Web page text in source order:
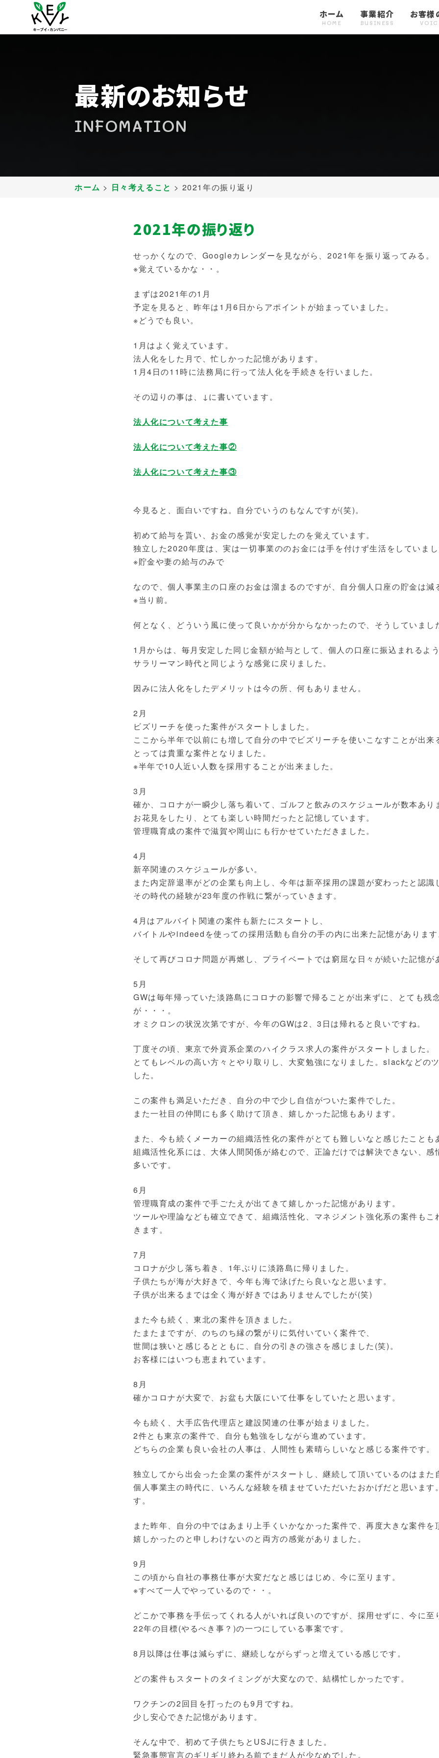
ホーム
HOME
事業紹介
BUSINESS
お客様
最新のお知らせ
INFOMATION
ホーム > 日々考えること > 2021年の振り返り
2021年の振り返り
せっかくなので、Googleカレンダーを見ながら、2021年を振り返ってみる。
※覚えているかな・・。
まずは2021年の1月
予定を見ると、昨年は1月6日からアポイントが始まっていました。
※どうでも良い。
1月はよく覚えています。
法人化をした月で、忙しかった記憶があります。
1月4日の11時に法務局に行って法人化を手続きを行いました。
その辺りの事は、↓に書いています。
法人化について考えた事
法人化について考えた事②
法人化について考えた事③
今見ると、面白いですね。自分でいうのもなんですが(笑)。
初めて給与を貰い、お金の感覚が安定したのを覚えています。
独立した2020年度は、実は一切事業ののお金には手を付けず生活をしていまし
※貯金や妻の給与のみで
なので、個人事業主の口座のお金は溜まるのですが、自分個人口座の貯金は減
※当り前。
何となく、どういう風に使って良いかが分からなかったので、そうしていまし
1月からは、毎月安定した同じ金額が給与として、個人の口座に振込まれるよう
サラリーマン時代と同じような感覚に戻りました。
因みに法人化をしたデメリットは今の所、何もありません。
2月
ビズリーチを使った案件がスタートしました。
ここから半年で以前にも増して自分の中でビズリーチを使いこなすことが出来
とっては貴重な案件となりました。
※半年で10人近い人数を採用することが出来ました。
3月
確か、コロナが一瞬少し落ち着いて、ゴルフと飲みのスケジュールが数本あり
お花見をしたり、とても楽しい時間だったと記憶しています。
管理職育成の案件で滋賀や岡山にも行かせていただきました。
4月
新卒関連のスケジュールが多い。
また内定辞退率がどの企業も向上し、今年は新卒採用の課題が変わったと認識
その時代の経験が23年度の作戦に繋がっていきます。
4月はアルバイト関連の案件も新たにスタートし、
バイトルやindeedを使っての採用活動も自分の手の内に出来た記憶があります
そして再びコロナ問題が再燃し、プライベートでは窮屈な日々が続いた記憶が
5月
GWは毎年帰っていた淡路島にコロナの影響で帰ることが出来ずに、とても残
が・・・。
オミクロンの状況次第ですが、今年のGWは2、3日は帰れると良いですね。
丁度その頃、東京で外資系企業のハイクラス求人の案件がスタートしました。
とてもレベルの高い方々とやり取りし、大変勉強になりました。slackなどの
した。
この案件も満足いただき、自分の中で少し自信がついた案件でした。
また一社目の仲間にも多く助けて頂き、嬉しかった記憶もあります。
また、今も続くメーカーの組織活性化の案件がとても難しいなと感じたことも
組織活性化系には、大体人間関係が絡むので、正論だけでは解決できない、感
多いです。
6月
管理職育成の案件で手ごたえが出てきて嬉しかった記憶があります。
ツールや理論なども確立できて、組織活性化、マネジメント強化系の案件もこ
きます。
7月
コロナが少し落ち着き、1年ぶりに淡路島に帰りました。
子供たちが海が大好きで、今年も海で泳げたら良いなと思います。
子供が出来るまでは全く海が好きではありませんでしたが(笑)
また今も続く、東北の案件を頂きました。
たまたまですが、のちのち縁の繋がりに気付いていく案件で、
世間は狭いと感じるとともに、自分の引きの強さを感じました(笑)。
お客様にはいつも恵まれています。
8月
確かコロナが大変で、お盆も大阪にいて仕事をしていたと思います。
今も続く、大手広告代理店と建設関連の仕事が始まりました。
2件とも東京の案件で、自分も勉強をしながら進めています。
どちらの企業も良い会社の人事は、人間性も素晴らしいなと感じる案件です。
独立してから出会った企業の案件がスタートし、継続して頂いているのはまた
個人事業主の時代に、いろんな経験を積ませていただいたおかげだと思います
す。
また昨年、自分の中ではあまり上手くいかなかった案件で、再度大きな案件を
嬉しかったのと申しわけないのと両方の感覚がありました。
9月
この頃から自社の事務仕事が大変だなと感じはじめ、今に至ります。
※すべて一人でやっているので・・。
どこかで事務を手伝ってくれる人がいれば良いのですが、採用せずに、今に至
22年の目標(やるべき事？)の一つにしている事案です。
8月以降は仕事は減らずに、継続しながらずっと増えている感じです。
どの案件もスタートのタイミングが大変なので、結構忙しかったです。
ワクチンの2回目を打ったのも9月ですね。
少し安心できた記憶があります。
そんな中で、初めて子供たちとUSJに行きました。
緊急事態宣言のギリギリ終わる前でまだ人が少なめでした。